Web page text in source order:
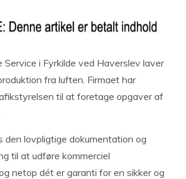
Service i Fyrkilde ved Haverslev laver
fra luften. Firmaet har
til at foretage opgaver af
den lovpligtige dokumentation og
til at udføre kommerciel
netop dét er garanti for en sikker og